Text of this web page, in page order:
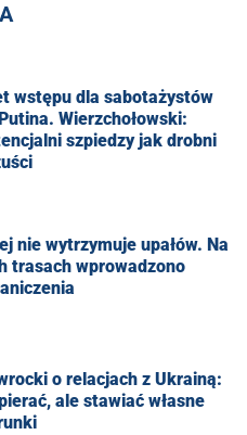
wstępu dla sabotażystów
Wierzchołowski:
szpiedzy jak drobni
nie wytrzymuje upałów. Na
trasach wprowadzono
o relacjach z Ukrainą:
ale stawiać własne